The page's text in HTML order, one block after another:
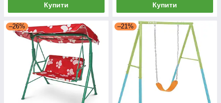
Купити Купити
–26% –21%